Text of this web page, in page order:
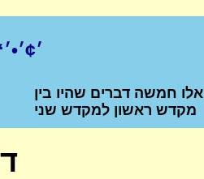
אלו חמשה דברים שהיו בין
מקדש ראשון למקדש שני